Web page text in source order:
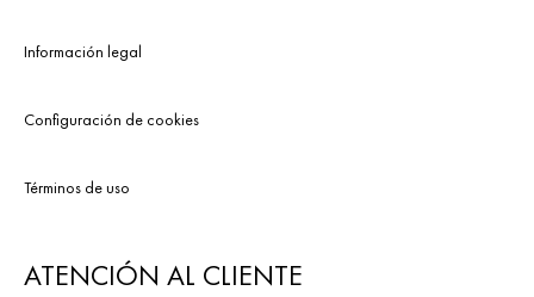
Información legal
Configuración de cookies
Términos de uso
ATENCIÓN AL CLIENTE